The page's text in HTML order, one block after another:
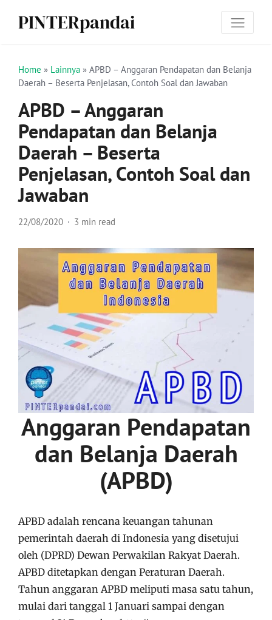
PINTERpandai
Home » Lainnya » APBD – Anggaran Pendapatan dan Belanja
Daerah – Beserta Penjelasan, Contoh Soal dan Jawaban
APBD – Anggaran
Pendapatan dan Belanja
Daerah – Beserta
Penjelasan, Contoh Soal dan
Jawaban
22/08/2020 3 min read
Anggaran Pendapatan
dan Belanja Daerah
(APBD)
APBD adalah rencana keuangan tahunan
pemerintah daerah di Indonesia yang disetujui
oleh (DPRD) Dewan Perwakilan Rakyat Daerah.
APBD ditetapkan dengan Peraturan Daerah.
Tahun anggaran APBD meliputi masa satu tahun,
mulai dari tanggal 1 Januari sampai dengan